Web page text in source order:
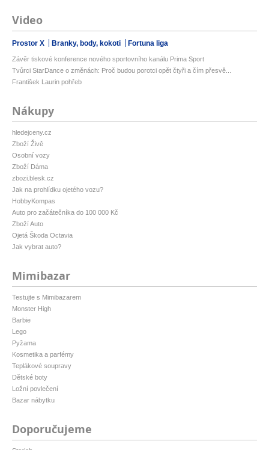
Video
Prostor X Branky, body, kokoti Fortuna liga
Závěr tiskové konference nového sportovního kanálu Prima Sport
Tvůrci StarDance o změnách: Proč budou porotci opět čtyři a čím přesvě...
František Laurin pohřeb
Nákupy
hledejceny.cz
Zboží Živě
Osobní vozy
Zboží Dáma
zbozi.blesk.cz
Jak na prohlídku ojetého vozu?
HobbyKompas
Auto pro začátečníka do 100 000 Kč
Zboží Auto
Ojetá Škoda Octavia
Jak vybrat auto?
Mimibazar
Testujte s Mimibazarem
Monster High
Barbie
Lego
Pyžama
Kosmetika a parfémy
Teplákové soupravy
Dětské boty
Ložní povlečení
Bazar nábytku
Doporučujeme